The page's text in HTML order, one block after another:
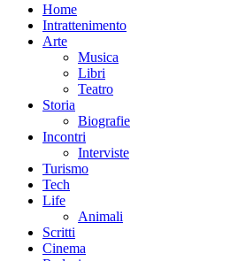
Home
Intrattenimento
Arte
Musica
Libri
Teatro
Storia
Biografie
Incontri
Interviste
Turismo
Tech
Life
Animali
Scritti
Cinema